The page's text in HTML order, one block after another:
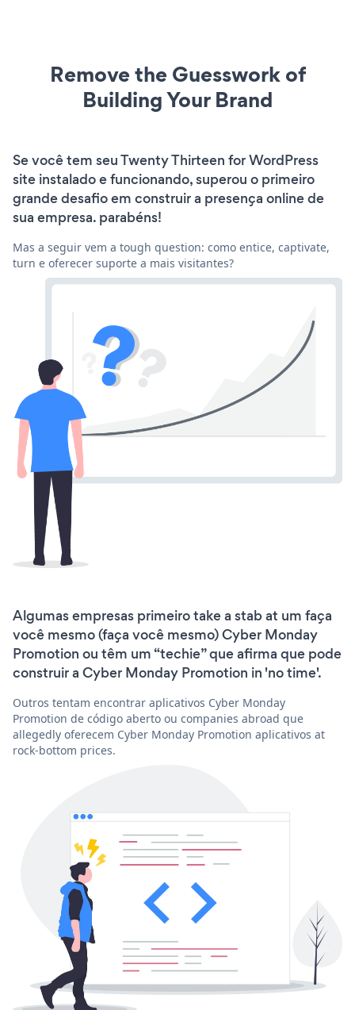
Remove the Guesswork of
Building Your Brand
Se você tem seu Twenty Thirteen for WordPress
site instalado e funcionando, superou o primeiro
grande desafio em construir a presença online de
sua empresa. parabéns!
Mas a seguir vem a tough question: como entice, captivate,
turn e oferecer suporte a mais visitantes?
Algumas empresas primeiro take a stab at um faça
você mesmo (faça você mesmo) Cyber Monday
Promotion ou têm um “techie” que afirma que pode
construir a Cyber Monday Promotion in 'no time'.
Outros tentam encontrar aplicativos Cyber Monday
Promotion de código aberto ou companies abroad que
allegedly oferecem Cyber Monday Promotion aplicativos at
rock-bottom prices.